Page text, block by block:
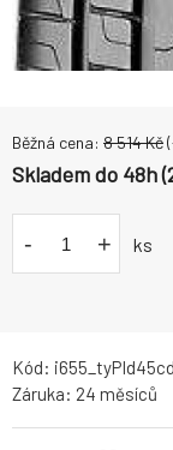
Běžná cena: 8 514Kč
Skladem do 48h
- + ks
Kód:
Záruka: 24 měsíců